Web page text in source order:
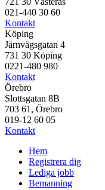
021-440 30 60
Kontakt
Köping
Järnvägsgatan 4
731 30 Köping
0221-480 980
Kontakt
Örebro
Slottsgatan 8B
703 61, Örebro
019-12 60 05
Kontakt
Hem
Registrera dig
Lediga jobb
Bemanning